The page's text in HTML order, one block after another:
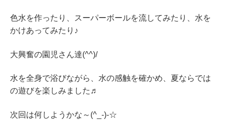
色水を作ったり、スーパーボールを流してみたり、水を
かけあってみたり♪
大興奮の園児さん達(^^)/
水を全身で浴びながら、水の感触を確かめ、夏ならでは
の遊びを楽しみました♬
次回は何しようかな～(^_-)-☆